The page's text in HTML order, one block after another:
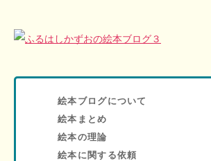
絵本ブログについて
絵本まとめ
絵本の理論
絵本に関する依頼